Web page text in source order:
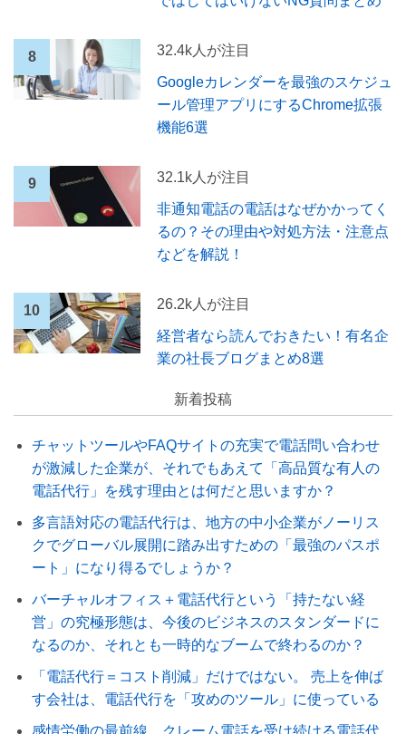
32.4k人が注目
Googleカレンダーを最強のスケジュ
ール管理アプリにするChrome拡張
機能6選
32.1k人が注目
非通知電話の電話はなぜかかってく
るの？その理由や対処方法・注意点
などを解説！
26.2k人が注目
経営者なら読んでおきたい！有名企
業の社長ブログまとめ8選
新着投稿
チャットツールやFAQサイトの充実で電話問い合わせ
が激減した企業が、それでもあえて「高品質な有人の
電話代行」を残す理由とは何だと思いますか？
多言語対応の電話代行は、地方の中小企業がノーリス
クでグローバル展開に踏み出すための「最強のパスポ
ート」になり得るでしょうか？
バーチャルオフィス＋電話代行という「持たない経
営」の究極形態は、今後のビジネスのスタンダードに
なるのか、それとも一時的なブームで終わるのか？
「電話代行＝コスト削減」だけではない。 売上を伸ば
す会社は、電話代行を「攻めのツール」に使っている